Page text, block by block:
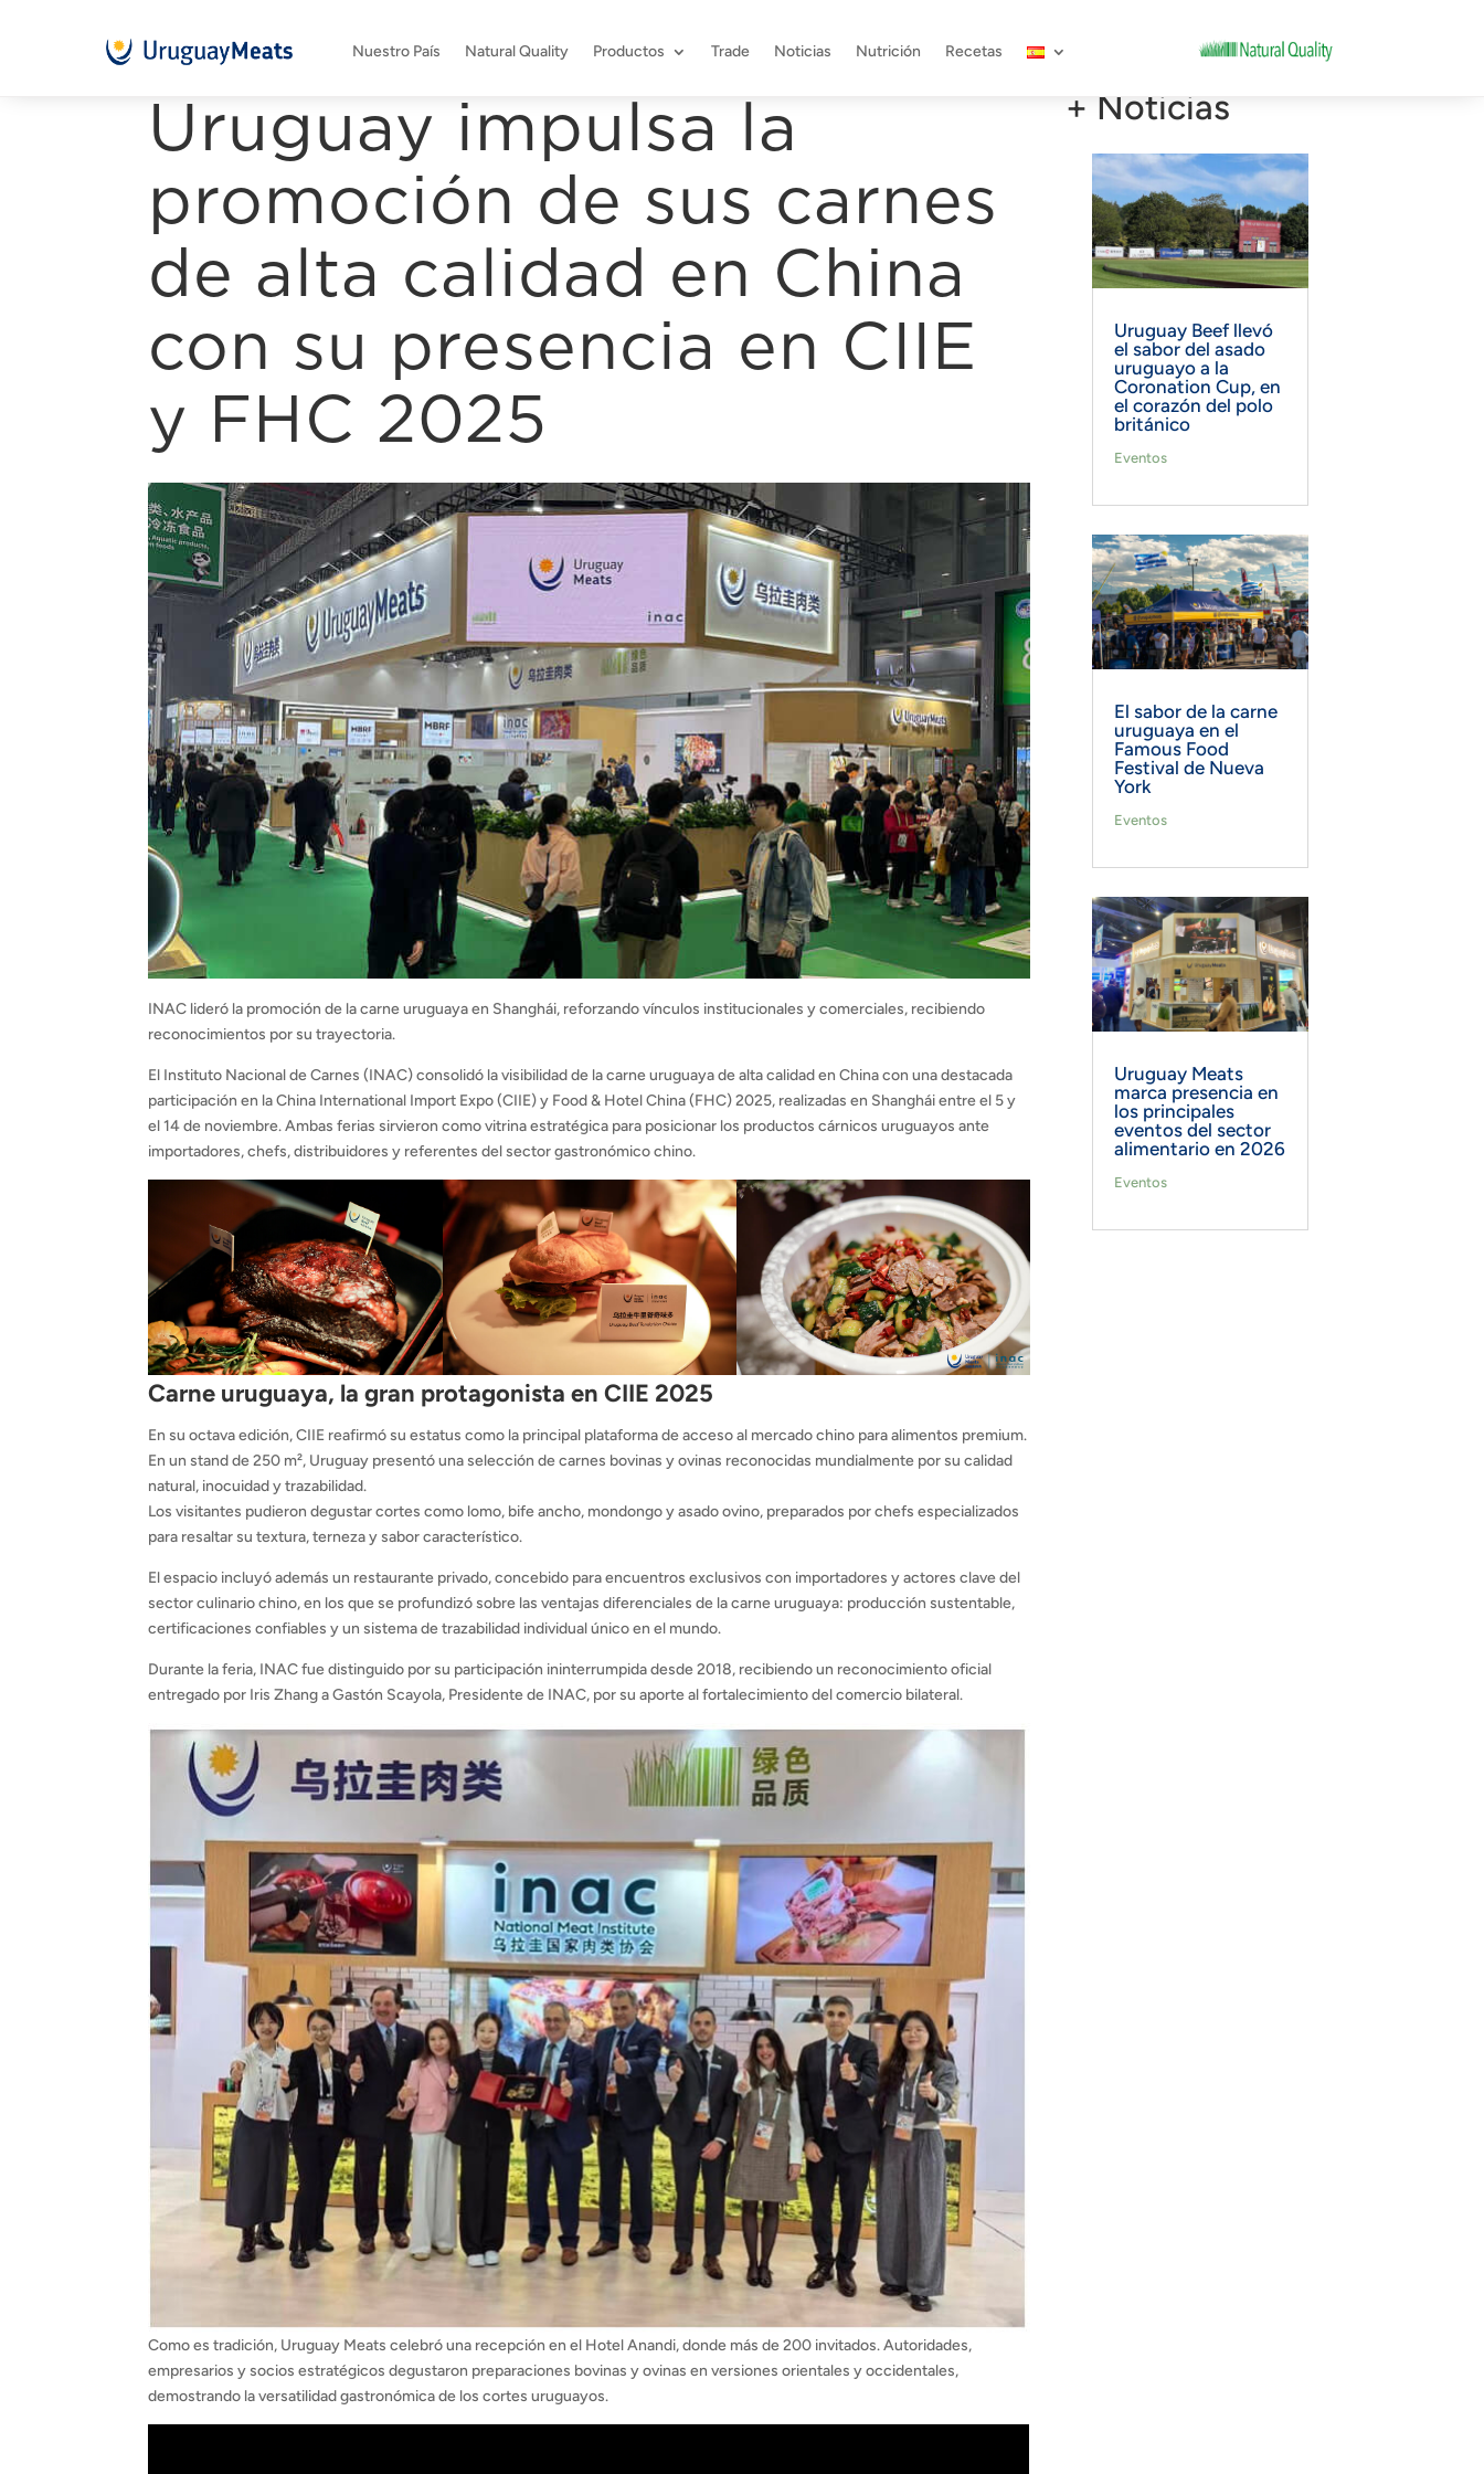
Nuestro País Natural Quality Productos Trade Noticias Nutrición Recetas
Uruguay impulsa la
promoción de sus carnes
de alta calidad en China
con su presencia en CIIE
y FHC 2025
INAC lideró la promoción de la carne uruguaya en Shanghái, reforzando vínculos institucionales y comerciales, recibiendo
reconocimientos por su trayectoria.
El Instituto Nacional de Carnes (INAC) consolidó la visibilidad de la carne uruguaya de alta calidad en China con una destacada
participación en la China International Import Expo (CIIE) y Food & Hotel China (FHC) 2025, realizadas en Shanghái entre el 5 y
el 14 de noviembre. Ambas ferias sirvieron como vitrina estratégica para posicionar los productos cárnicos uruguayos ante
importadores, chefs, distribuidores y referentes del sector gastronómico chino.
Carne uruguaya, la gran protagonista en CIIE 2025
En su octava edición, CIIE reafirmó su estatus como la principal plataforma de acceso al mercado chino para alimentos premium.
En un stand de 250 m², Uruguay presentó una selección de carnes bovinas y ovinas reconocidas mundialmente por su calidad
natural, inocuidad y trazabilidad.
Los visitantes pudieron degustar cortes como lomo, bife ancho, mondongo y asado ovino, preparados por chefs especializados
para resaltar su textura, terneza y sabor característico.
El espacio incluyó además un restaurante privado, concebido para encuentros exclusivos con importadores y actores clave del
sector culinario chino, en los que se profundizó sobre las ventajas diferenciales de la carne uruguaya: producción sustentable,
certificaciones confiables y un sistema de trazabilidad individual único en el mundo.
Durante la feria, INAC fue distinguido por su participación ininterrumpida desde 2018, recibiendo un reconocimiento oficial
entregado por Iris Zhang a Gastón Scayola, Presidente de INAC, por su aporte al fortalecimiento del comercio bilateral.
Como es tradición, Uruguay Meats celebró una recepción en el Hotel Anandi, donde más de 200 invitados. Autoridades,
empresarios y socios estratégicos degustaron preparaciones bovinas y ovinas en versiones orientales y occidentales,
demostrando la versatilidad gastronómica de los cortes uruguayos.
+ Noticias
Uruguay Beef llevó
el sabor del asado
uruguayo a la
Coronation Cup, en
el corazón del polo
británico
Eventos
El sabor de la carne
uruguaya en el
Famous Food
Festival de Nueva
York
Eventos
Uruguay Meats
marca presencia en
los principales
eventos del sector
alimentario en 2026
Eventos